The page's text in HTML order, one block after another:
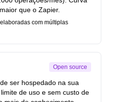
que o Zapier.
com múltiplas
Open source
ser hospedado na sua
de uso e sem custo de